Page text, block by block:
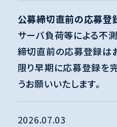
公募締切直前の応募登
サーバ負荷等による不
締切直前の応募登録は
限り早期に応募登録を
うお願いいたします。
2026.07.03